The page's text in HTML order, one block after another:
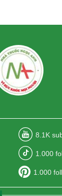
8.1K
1.000
1.000